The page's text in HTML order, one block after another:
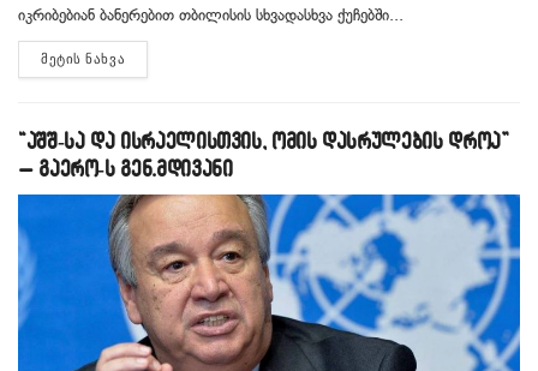
იკრიბებიან ბანერებით თბილისის სხვადასხვა ქუჩებში...
ᲛᲔᲢᲘᲡ ᲜᲐᲮᲕᲐ
“აშშ-სა და ისრაელისთვის, ომის დასრულების დროა”
– გაერო-ს გენ.მდივანი